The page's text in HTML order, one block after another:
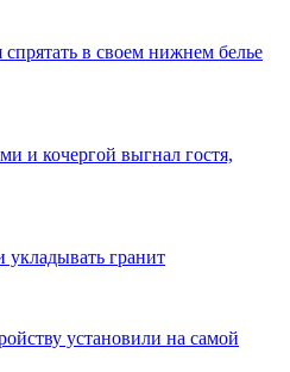
в своем нижнем белье
и кочергой выгнал гостя,
укладывать гранит
установили на самой